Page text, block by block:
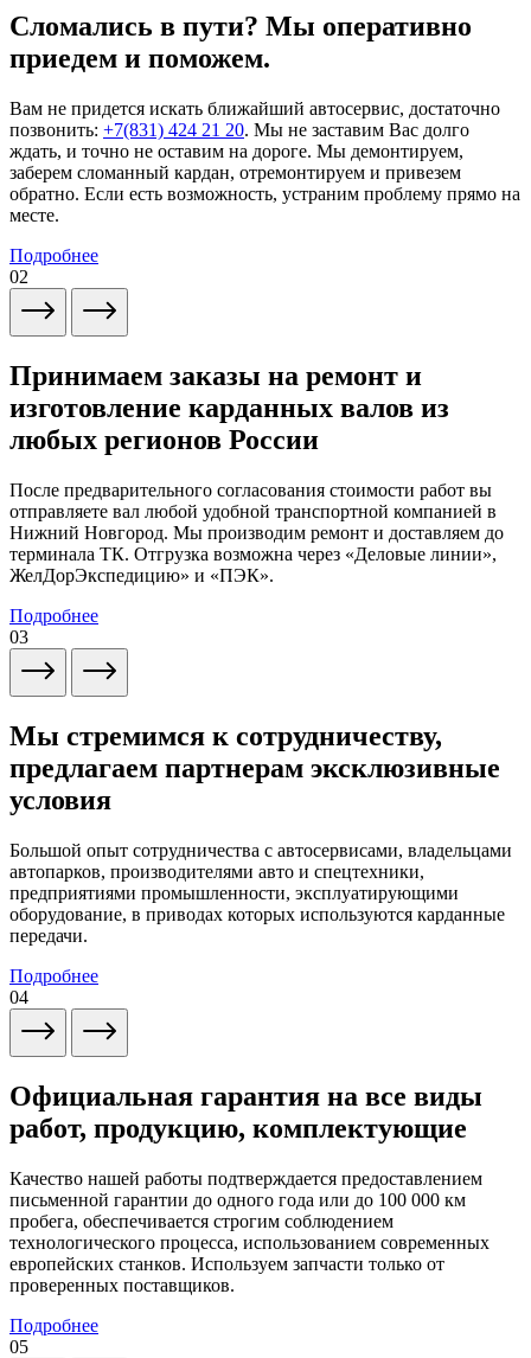
Сломались в пути? Мы оперативно
приедем и поможем.
Вам не придется искать ближайший автосервис, достаточно
позвонить: +7(831) 424 21 20. Мы не заставим Вас долго
ждать, и точно не оставим на дороге. Мы демонтируем,
заберем сломанный кардан, отремонтируем и привезем
обратно. Если есть возможность, устраним проблему прямо на
месте.
Подробнее
02
Принимаем заказы на ремонт и
изготовление карданных валов из
любых регионов России
После предварительного согласования стоимости работ вы
отправляете вал любой удобной транспортной компанией в
Нижний Новгород. Мы производим ремонт и доставляем до
терминала ТК. Отгрузка возможна через «Деловые линии»,
ЖелДорЭкспедицию» и «ПЭК».
Подробнее
03
Мы стремимся к сотрудничеству,
предлагаем партнерам эксклюзивные
условия
Большой опыт сотрудничества с автосервисами, владельцами
автопарков, производителями авто и спецтехники,
предприятиями промышленности, эксплуатирующими
оборудование, в приводах которых используются карданные
передачи.
Подробнее
04
Официальная гарантия на все виды
работ, продукцию, комплектующие
Качество нашей работы подтверждается предоставлением
письменной гарантии до одного года или до 100 000 км
пробега, обеспечивается строгим соблюдением
технологического процесса, использованием современных
европейских станков. Используем запчасти только от
проверенных поставщиков.
Подробнее
05